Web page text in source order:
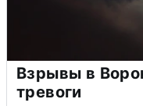
Взрывы в
тревоги